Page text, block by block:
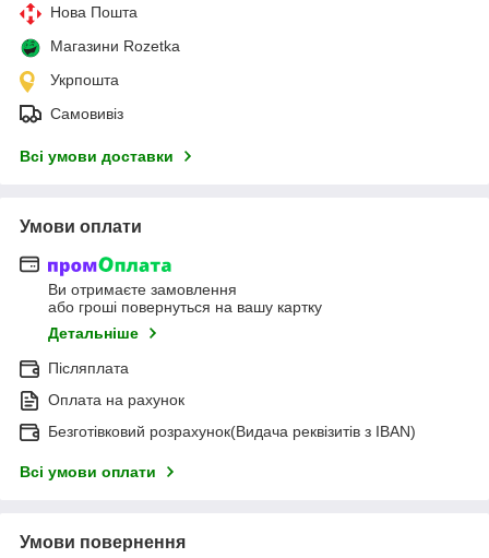
Нова Пошта
Магазини Rozetka
Укрпошта
Самовивіз
Всі умови доставки
Умови оплати
Ви отримаєте замовлення
або гроші повернуться на вашу картку
Детальніше
Післяплата
Оплата на рахунок
Безготівковий розрахунок(Видача реквізитів з IBAN)
Всі умови оплати
Умови повернення